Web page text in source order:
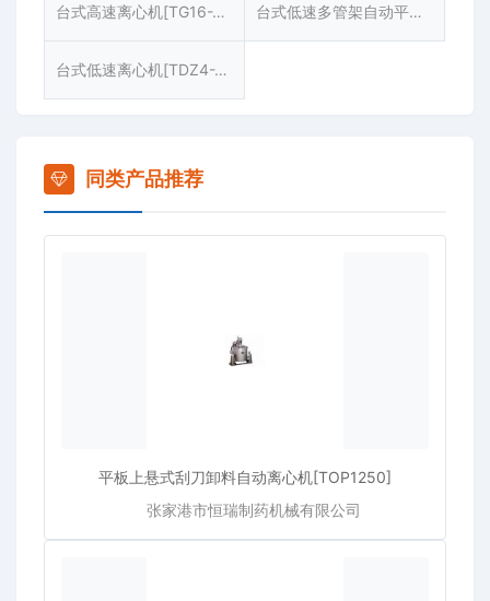
台式高速离心机[TG16-WS] 台式低速多管架自动平衡离心机[TDZ5-WS]
台式低速离心机[TDZ4-WS]
同类产品推荐
平板上悬式刮刀卸料自动离心机[TOP1250]
张家港市恒瑞制药机械有限公司